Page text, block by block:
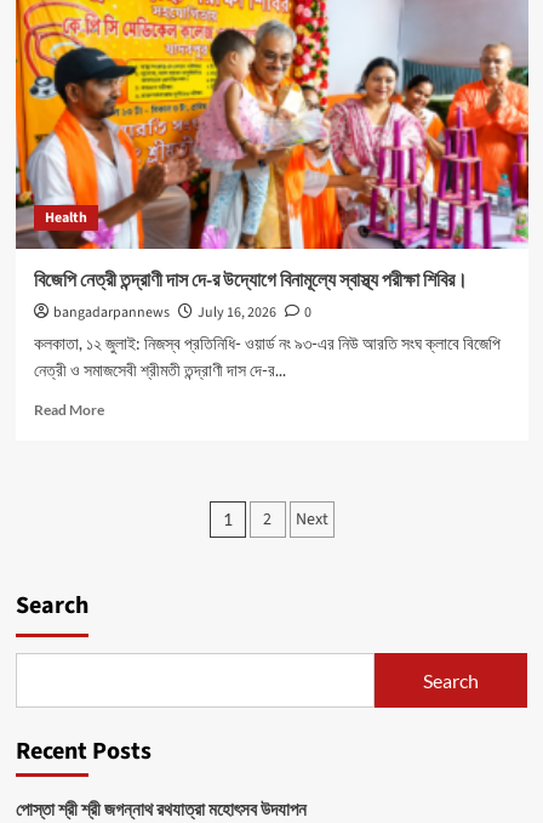
সেবা
সমিতির
উদ্যোগে
রথযাত্রা
উৎসব
পালন
করা
হয়।
Health
বিজেপি নেত্রী তন্দ্রাণী দাস দে-র উদ্যোগে বিনামূল্যে স্বাস্থ্য পরীক্ষা শিবির।
bangadarpannews July 16, 2026
0
কলকাতা, ১২ জুলাই: নিজস্ব প্রতিনিধি- ওয়ার্ড নং ৯৩-এর নিউ আরতি সংঘ ক্লাবে বিজেপি
নেত্রী ও সমাজসেবী শ্রীমতী তন্দ্রাণী দাস দে-র...
Read MoreRead
স্বাস্থ্য
শিবির।
Posts
1 2 Next
Search
Search
Recent Posts
পোস্তা শ্রী শ্রী জগন্নাথ রথযাত্রা মহোৎসব উদযাপন